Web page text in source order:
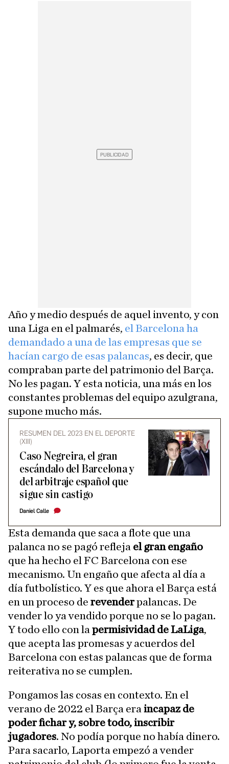
Año y medio después de aquel invento, y con
una Liga en el palmarés, el Barcelona ha
demandado a una de las empresas que se
hacían cargo de esas palancas, es decir, que
compraban parte del patrimonio del Barça.
No les pagan. Y esta noticia, una más en los
constantes problemas del equipo azulgrana,
supone mucho más.
RESUMEN DEL 2023 EN EL DEPORTE
(XIII)
Caso Negreira, el gran
escándalo del Barcelona y
del arbitraje español que
sigue sin castigo
Daniel Calle
Esta demanda que saca a flote que una
palanca no se pagó refleja el gran engaño
que ha hecho el FC Barcelona con ese
mecanismo. Un engaño que afecta al día a
día futbolístico. Y es que ahora el Barça está
en un proceso de revenderpalancas. De
vender lo ya vendido porque no se lo pagan.
Y todo ello con la permisividad de LaLiga,
que acepta las promesas y acuerdos del
Barcelona con estas palancas que de forma
reiterativa no se cumplen.
Pongamos las cosas en contexto. En el
verano de 2022 el Barça era incapaz de
poder fichar y, sobre todo, inscribir
jugadores. No podía porque no había dinero.
Para sacarlo, Laporta empezó a vender